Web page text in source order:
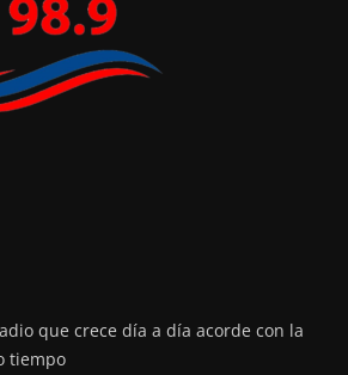
que crece día a día acorde con la
tiempo